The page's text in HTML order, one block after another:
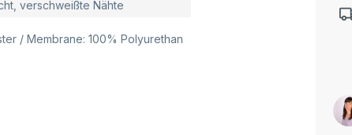
verschweißte Nähte
/ Membrane: 100% Polyurethan